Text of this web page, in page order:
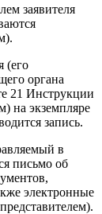
заявителя
(его
органа
21 Инструкции
на экземпляре
запись.
в
письмо об
электронные